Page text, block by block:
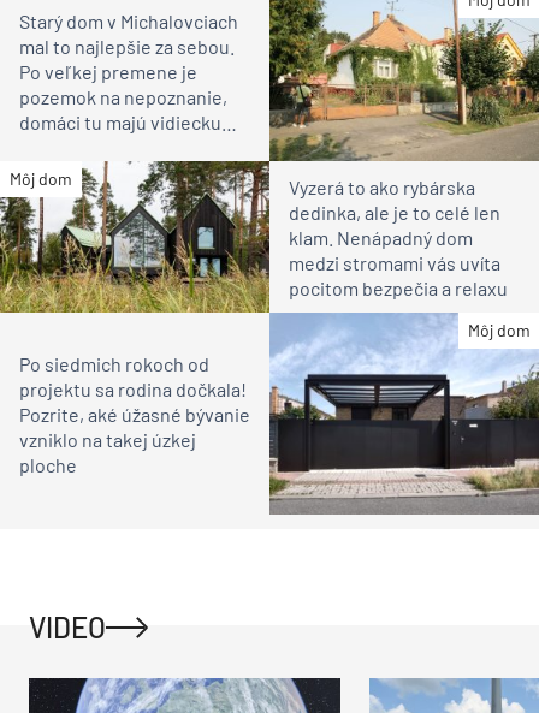
Starý dom v Michalovciach
mal to najlepšie za sebou.
Po veľkej premene je
pozemok na nepoznanie,
domáci tu majú vidiecku
Môj dom
Vyzerá to ako rybárska
dedinka, ale je to celé len
klam. Nenápadný dom
medzi stromami vás uvíta
pocitom bezpečia a relaxu
Môj dom
Po siedmich rokoch od
projektu sa rodina dočkala!
Pozrite, aké úžasné bývanie
vzniklo na takej úzkej
ploche
VIDEO